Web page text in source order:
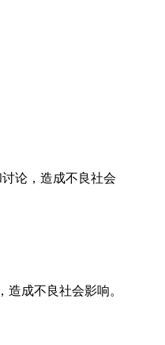
论，造成不良社会
成不良社会影响。